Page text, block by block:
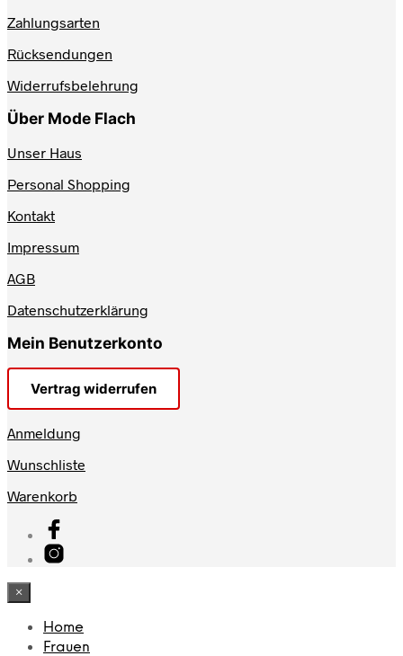
Zahlungsarten
Rücksendungen
Widerrufsbelehrung
Über Mode Flach
Unser Haus
Personal Shopping
Kontakt
Impressum
AGB
Datenschutzerklärung
Mein Benutzerkonto
Vertrag widerrufen
Anmeldung
Wunschliste
Warenkorb
×
Home
Frauen